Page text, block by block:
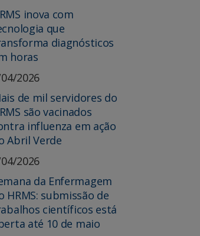
inova com
que
diagnósticos
horas
2026
de mil servidores do
são vacinados
influenza em ação
Abril Verde
2026
da Enfermagem
HRMS: submissão de
científicos está
até 10 de maio